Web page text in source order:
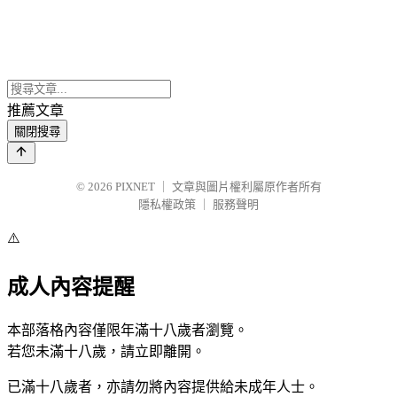
推薦文章
關閉搜尋
© 2026 PIXNET
文章與圖片權利屬原作者所有
隱私權政策
服務聲明
⚠️
成人內容提醒
本部落格內容僅限年滿十八歲者瀏覽。
若您未滿十八歲，請立即離開。
已滿十八歲者，亦請勿將內容提供給未成年人士。